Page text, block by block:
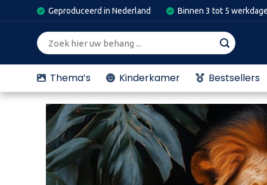
to
Geproduceerd in Nederland Binnen 3 tot 5
Zoeken
naar:
Thema’s Kinderkamer Bestsellers